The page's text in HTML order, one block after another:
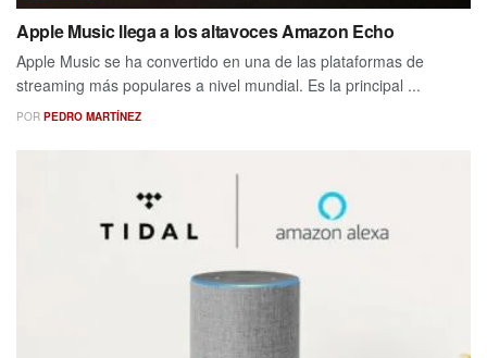
Apple Music llega a los altavoces Amazon Echo
Apple Music se ha convertido en una de las plataformas de
streaming más populares a nivel mundial. Es la principal ...
POR PEDRO MARTÍNEZ